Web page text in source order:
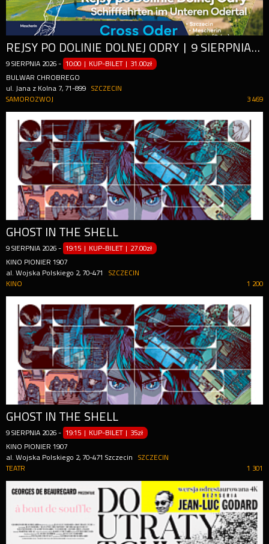
REJSY PO DOLINIE DOLNEJ ODRY | 9 SIERPNIA 2026 (NIEDZIELA) / 9. AUGUST 2026 (SONNTAG)
9 SIERPNIA 2026 - 10:00 | KUP-BILET | 31.00zł
BULWAR CHROBREGO
ul. Jana z Kolna 7, 71-899
SZCZECIN
3 469
SAMOROZWOJ
GHOST IN THE SHELL
9 SIERPNIA 2026 - 19:15 | KUP-BILET | 27.00zł
KINO PIONIER 1907
al. Wojska Polskiego 2, 70-471
SZCZECIN
1 200
KINO
GHOST IN THE SHELL
9 SIERPNIA 2026 - 19:15 | KUP-BILET | 35zł
KINO PIONIER 1907
al. Wojska Polskiego 2, 70-471 Szczecin
SZCZECIN
1 301
TEATR